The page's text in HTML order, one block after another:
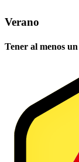
Verano
Tener al menos